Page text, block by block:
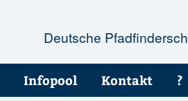
Deutsche
Infopool Kontakt ?